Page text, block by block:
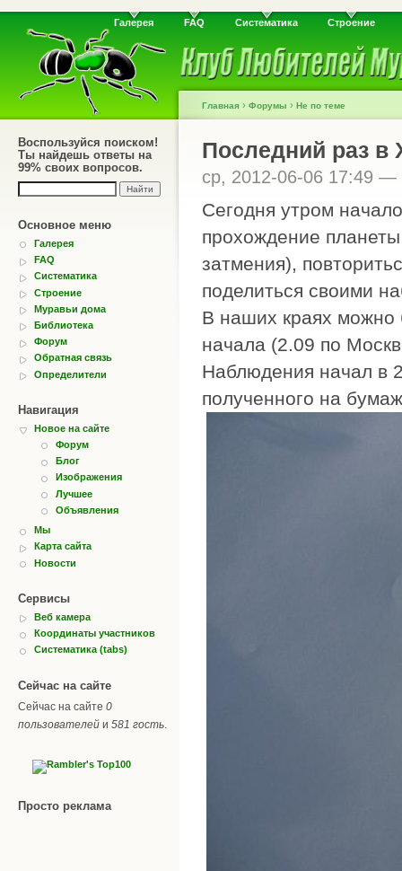
Галерея FAQ Систематика Строение
Воспользуйся поиском!
Ты найдешь ответы на
99% своих вопросов.
Основное меню
Галерея
FAQ
Систематика
Строение
Муравьи дома
Библиотека
Форум
Обратная связь
Определители
Навигация
Новое на сайте
Форум
Блог
Изображения
Лучшее
Объявления
Мы
Карта сайта
Новости
Сервисы
Веб камера
Координаты участников
Систематика (tabs)
Сейчас на сайте
Сейчас на сайте 0
пользователей и 581 гость
Просто реклама
Главная › Форумы › Не по теме
Последний раз в
ср, 2012-06-06 17:49 —
Сегодня утром
прохождение
затмения),
поделиться своими
В наших краях можно
начала (2.09 по
Наблюдения начал в
полученного на